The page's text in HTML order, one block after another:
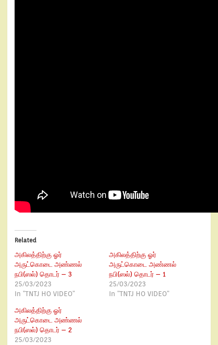
Related
அகிலத்திற்கு ஓர்
அருட்கொடை அண்ணல்
நபி(ஸல்) தொடர் – 3
25/03/2023
In "TNTJ HO VIDEO"
அகிலத்திற்கு ஓர்
அருட்கொடை அண்ணல்
நபி(ஸல்) தொடர் – 1
25/03/2023
In "TNTJ HO VIDEO"
அகிலத்திற்கு ஓர்
அருட்கொடை அண்ணல்
நபி(ஸல்) தொடர் – 2
25/03/2023